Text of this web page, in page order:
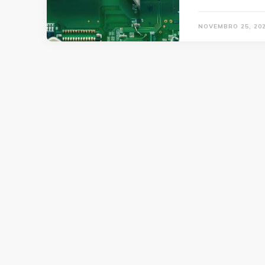
NOVEMBRO 25,